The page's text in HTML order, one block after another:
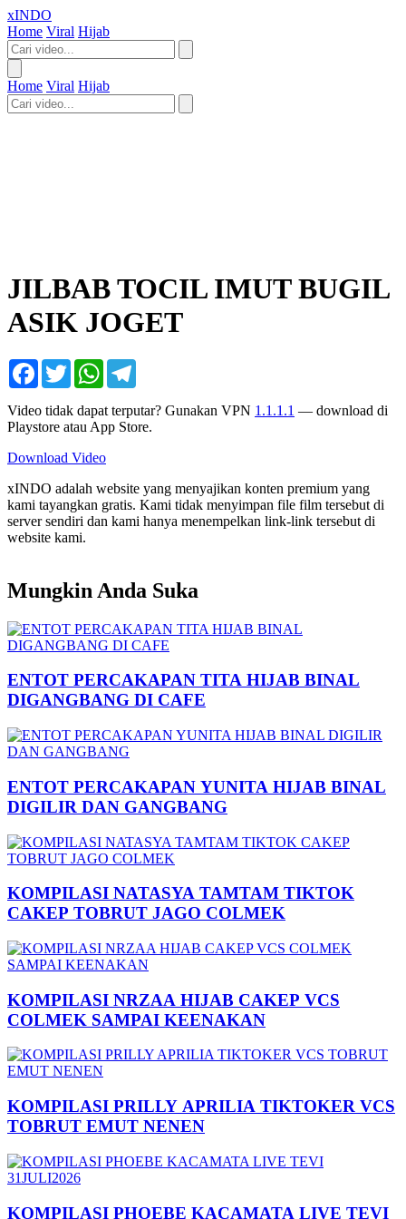
xINDO
Home Viral Hijab
Home Viral Hijab
JILBAB TOCIL IMUT BUGIL
ASIK JOGET
Facebook
TwitterWhatsApp
Video tidak dapat terputar? Gunakan VPN 1.1.1.1 — download di
Playstore atau App Store.
Download Video
xINDO adalah website yang menyajikan konten premium yang
kami tayangkan gratis. Kami tidak menyimpan file film tersebut di
server sendiri dan kami hanya menempelkan link-link tersebut di
website kami.
Mungkin Anda Suka
ENTOT PERCAKAPAN TITA HIJAB BINAL
DIGANGBANG DI CAFE
ENTOT PERCAKAPAN YUNITA HIJAB BINAL
DIGILIR DAN GANGBANG
KOMPILASI NATASYA TAMTAM TIKTOK
CAKEP TOBRUT JAGO COLMEK
KOMPILASI NRZAA HIJAB CAKEP VCS
COLMEK SAMPAI KEENAKAN
KOMPILASI PRILLY APRILIA TIKTOKER VCS
TOBRUT EMUT NENEN
KOMPILASI PHOEBE KACAMATA LIVE TEVI